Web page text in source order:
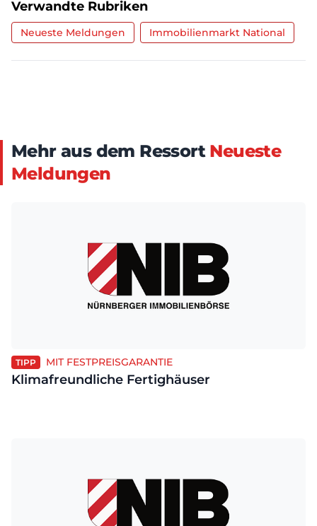
Verwandte Rubriken
Neueste Meldungen Immobilienmarkt National
Mehr aus dem Ressort Neueste
Meldungen
TIPP MIT FESTPREISGARANTIE
Klimafreundliche Fertighäuser